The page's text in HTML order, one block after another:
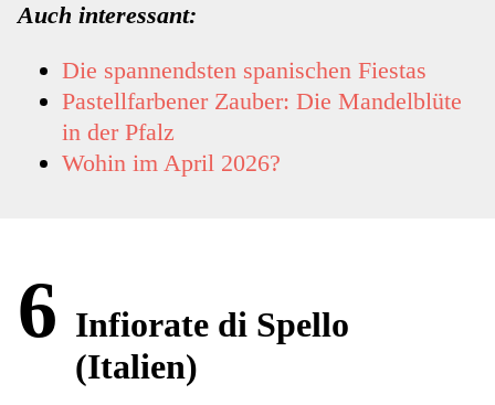
Auch interessant:
Die spannendsten spanischen Fiestas
Pastellfarbener Zauber: Die Mandelblüte
in der Pfalz
Wohin im April 2026?
6 Infiorate di Spello
(Italien)